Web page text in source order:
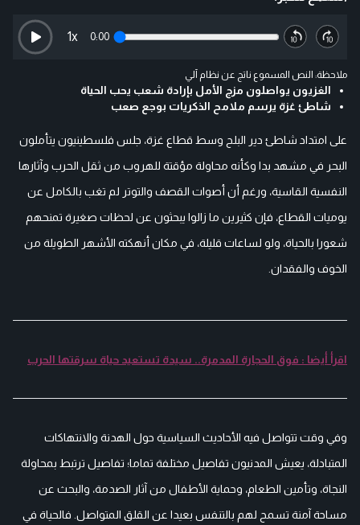
0:00
1x
ملاحظة: النص المسموع ناتج عن نظام آلي
الغزيون يواصلون مزج الأمل بإرادة شعب يحب الحياة
شاطئ غزة يرسم ملامح الذكريات بوجع صعب
على امتداد شاطئ دير البلح وسط قطاع غزة، جلس فلسطينيون يتأملون
البحر في مشهد بدا وكأنه محاولة مؤقتة للهروب من ثقل الحرب وآثارها
النفسية القاسية، ورغم أن أصوات القصف والتوتر لم تغب بالكامل عن
يوميات القطاع، فإن كثيرين ما زالوا يبحثون عن لحظات صغيرة تمنحهم
شعورا بالحياة، ولو لساعات قليلة، في مكان أنهكته الأشهر الطويلة من
الخوف والفقدان.
اقرأ أيضا : فوق الحجارة المدمرة.. سيدة تستعيد حياة سرقتها الحرب
وفي وقت تتواصل فيه الأحاديث السياسية حول الهدنة والانتهاكات
المتبادلة، يعيش المدنيون تفاصيل مختلفة تماما؛ تفاصيل ترتبط بمحاولة
النجاة، وتأمين الطعام، وحماية الأطفال من آثار الصدمة، والبحث عن
مساحة آمنة تسمح لهم بالتنفس بعيدا عن القلق المتواصل. فالحياة في